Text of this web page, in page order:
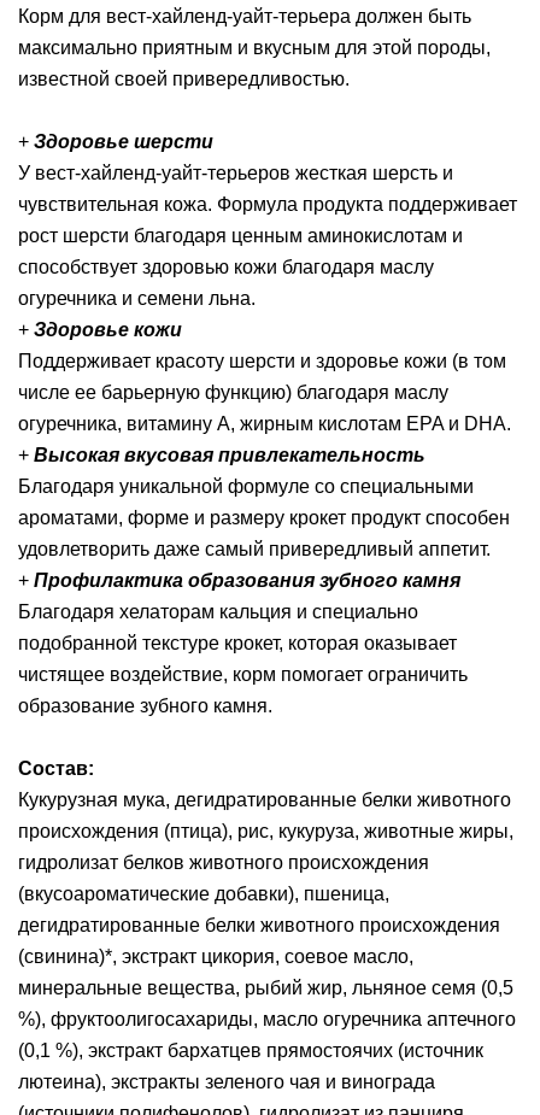
Корм для вест-хайленд-уайт-терьера должен быть
максимально приятным и вкусным для этой породы,
известной своей привередливостью.
+ Здоровье шерсти
У вест-хайленд-уайт-терьеров жесткая шерсть и
чувствительная кожа. Формула продукта поддерживает
рост шерсти благодаря ценным аминокислотам и
способствует здоровью кожи благодаря маслу
огуречника и семени льна.
+ Здоровье кожи
Поддерживает красоту шерсти и здоровье кожи (в том
числе ее барьерную функцию) благодаря маслу
огуречника, витамину А, жирным кислотам EPA и DHA.
+ Высокая вкусовая привлекательность
Благодаря уникальной формуле со специальными
ароматами, форме и размеру крокет продукт способен
удовлетворить даже самый привередливый аппетит.
+ Профилактика образования зубного камня
Благодаря хелаторам кальция и специально
подобранной текстуре крокет, которая оказывает
чистящее воздействие, корм помогает ограничить
образование зубного камня.
Состав:
Кукурузная мука, дегидратированные белки животного
происхождения (птица), рис, кукуруза, животные жиры,
гидролизат белков животного происхождения
(вкусоароматические добавки), пшеница,
дегидратированные белки животного происхождения
(свинина)*, экстракт цикория, соевое масло,
минеральные вещества, рыбий жир, льняное семя (0,5
%), фруктоолигосахариды, масло огуречника аптечного
(0,1 %), экстракт бархатцев прямостоячих (источник
лютеина), экстракты зеленого чая и винограда